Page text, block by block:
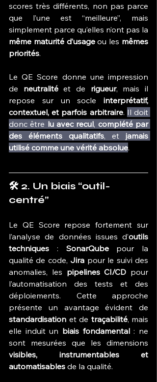
scores très différents, non pas parce
que l’une est “meilleure”, mais
même maturité d’usage ou les mêmes
priorités.
Le QE Score donne une impression
de neutralité et de rigueur, mais il
repose sur un socle interprétatif,
contextuel, et parfois arbitraire. Il doit
donc être lu avec recul, complété par
des éléments qualitatifs, et jamais
utilisé comme une vérité absolue.
🛠️ 2. Un biais “outil-
centré”
Le QE Score repose fortement sur
l’analyse de données issues d’outils
techniques : SonarQube pour la
qualité de code, Jira pour le suivi des
anomalies, les pipelines CI/CD pour
l’automatisation des tests et des
déploiements. Cette approche
standardisation et de traçabilité, mais
elle induit un biais fondamental : ne
visibles, instrumentables et
automatisables de la qualité.